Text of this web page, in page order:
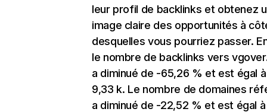
leur profil de backlinks et obtenez
image claire des opportunités à
desquelles vous pourriez passer.
le nombre de backlinks vers
a diminué de -65,26 % et est égal à
9,33 k. Le nombre de domaines
a diminué de -22,52 % et est égal à